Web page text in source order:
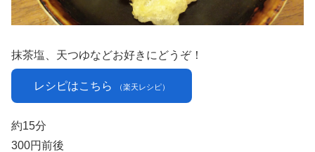
抹茶塩、天つゆなどお好きにどうぞ！
レシピはこちら （楽天レシピ）
約15分
300円前後